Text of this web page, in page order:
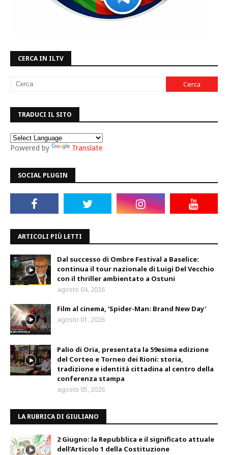
CERCA IN ILTV
TRADUCI IL SITO
Powered by Translate
SOCIAL PLUGIN
ARTICOLI PIÙ LETTI
Dal successo di Ombre Festival a Baselice:
continua il tour nazionale di Luigi Del Vecchio
con il thriller ambientato a Ostuni
agosto 04, 2026
Film al cinema, 'Spider-Man: Brand New Day'
agosto 01, 2026
Palio di Oria, presentata la 59esima edizione
del Corteo e Torneo dei Rioni: storia,
tradizione e identità cittadina al centro della
conferenza stampa
agosto 05, 2026
LA RUBRICA DI GIULIANO
2 Giugno: la Repubblica e il significato attuale
dell’Articolo 1 della Costituzione